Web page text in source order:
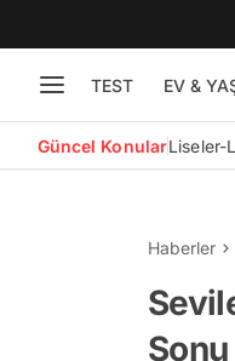
TEST EV &
Güncel KonularLiseler-
Haberler